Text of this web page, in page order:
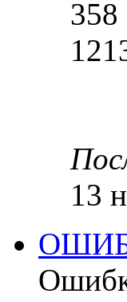
358
13